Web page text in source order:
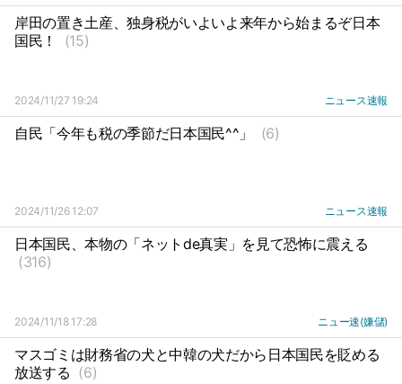
岸田の置き土産、独身税がいよいよ来年から始まるぞ日本
国民！
(15)
2024/11/27 19:24 ニュース速報
自民「今年も税の季節だ日本国民^^」 (6)
2024/11/26 12:07 ニュース速報
日本国民、本物の「ネットde真実」を見て恐怖に震える
(316)
2024/11/18 17:28 ニュー速(嫌儲)
マスゴミは財務省の犬と中韓の犬だから日本国民を貶める
放送する (6)